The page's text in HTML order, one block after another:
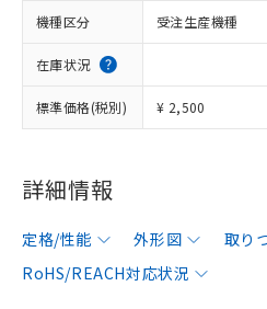
機種区分 受注生産機種
在庫状況
標準価格(税別) ¥ 2,500
詳細情報
定格/性能 外形図 取り
RoHS/REACH対応状況